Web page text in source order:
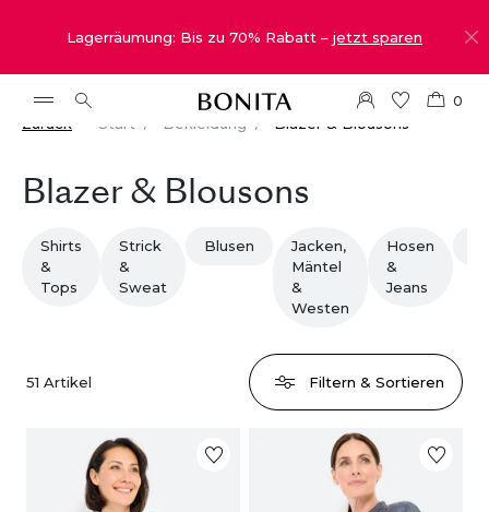
Lagerräumung: Bis zu 70% Rabatt – jetzt sparen
0
Zurück Start Bekleidung Blazer & Blousons
Blazer & Blousons
Shirts
&
Tops
Strick
&
Sweat
Blusen
Jacken,
Mäntel
&
Westen
Hosen
&
Jeans
51 Artikel Filtern & Sortieren